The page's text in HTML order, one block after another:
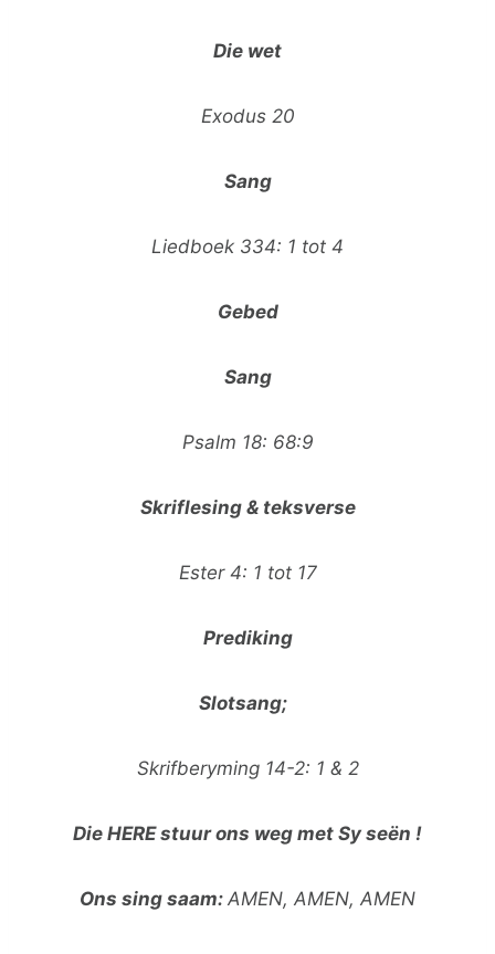
Die wet
Exodus 20
Sang
Liedboek 334: 1 tot 4
Gebed
Sang
Psalm 18: 68:9
Skriflesing & teksverse
Ester 4: 1 tot 17
Prediking
Slotsang;
Skrifberyming 14-2: 1 & 2
Die HERE stuur ons weg met Sy seën !
Ons sing saam: AMEN, AMEN, AMEN